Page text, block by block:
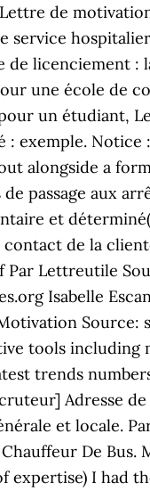
de
licenciement :
une école de
un étudiant,
exemple.
alongside a
passage aux
et
de la
Lettreutile
Isabelle
Source:
tools
trends
Adresse de
et locale.
De
expertise) I had